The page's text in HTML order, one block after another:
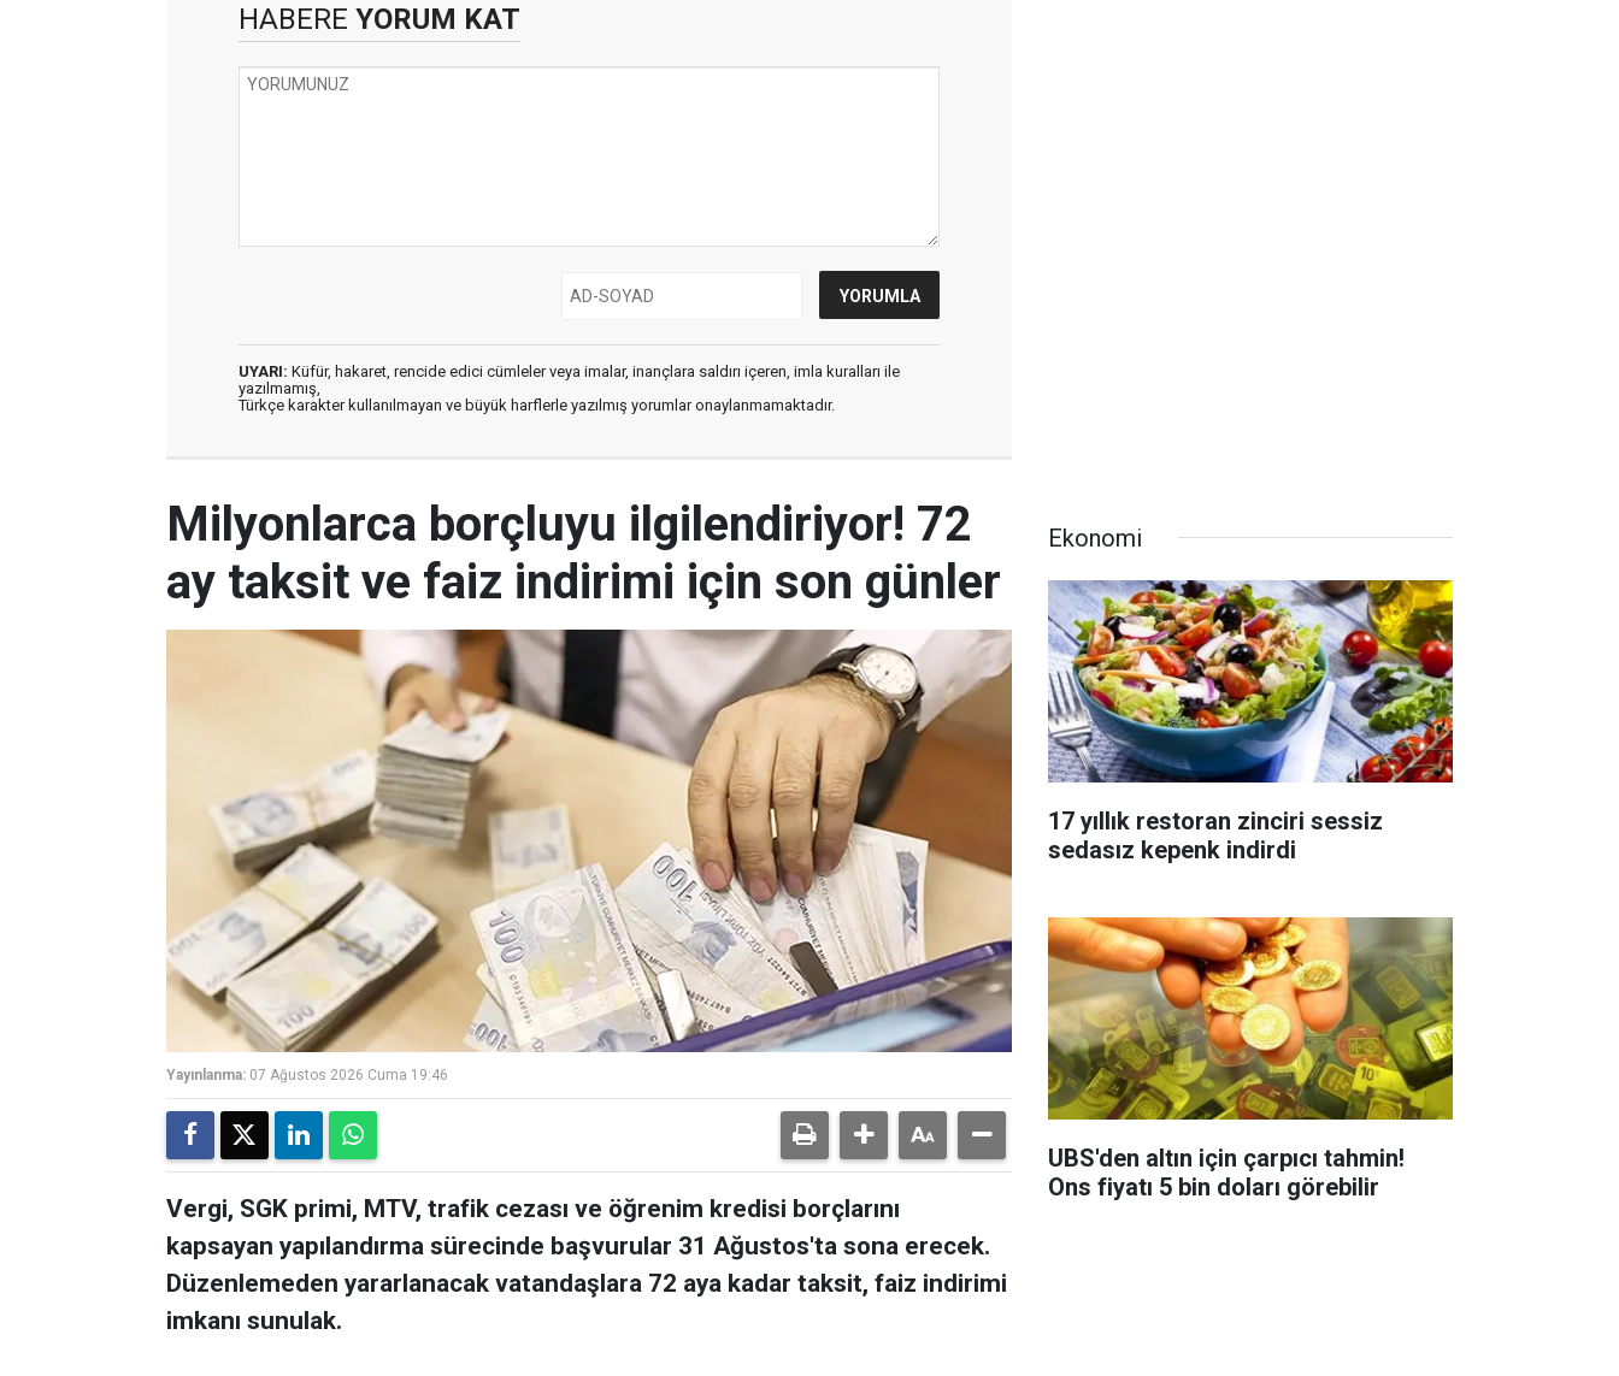
HABERE YORUM KAT
UYARI: Küfür, hakaret, rencide edici cümleler veya imalar, inançlara saldırı içeren, imla kuralları ile
yazılmamış,
Türkçe karakter kullanılmayan ve büyük harflerle yazılmış yorumlar onaylanmamaktadır.
Milyonlarca borçluyu ilgilendiriyor! 72
ay taksit ve faiz indirimi için son günler
Yayınlanma: 07 Ağustos 2026 Cuma 19:46
Vergi, SGK primi, MTV, trafik cezası ve öğrenim kredisi borçlarını
kapsayan yapılandırma sürecinde başvurular 31 Ağustos'ta sona erecek.
Düzenlemeden yararlanacak vatandaşlara 72 aya kadar taksit, faiz indirimi
imkanı sunulak.
Ekonomi
17 yıllık restoran zinciri sessiz
sedasız kepenk indirdi
UBS'den altın için çarpıcı tahmin!
Ons fiyatı 5 bin doları görebilir